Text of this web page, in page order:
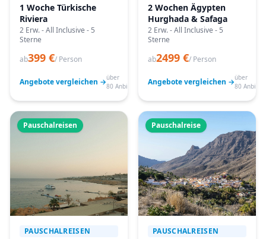
1 Woche Türkische
Riviera
2 Erw. - All Inclusive - 5
Sterne
ab399 €/ Person
Angebote vergleichen →über
80 Anbieter
2 Wochen Ägypten
Hurghada & Safaga
2 Erw. - All Inclusive - 5
Sterne
ab2499 €/ Person
Angebote vergleichen →über
80
Pauschalreisen
PAUSCHALREISEN
Pauschalreise
PAUSCHALREISEN